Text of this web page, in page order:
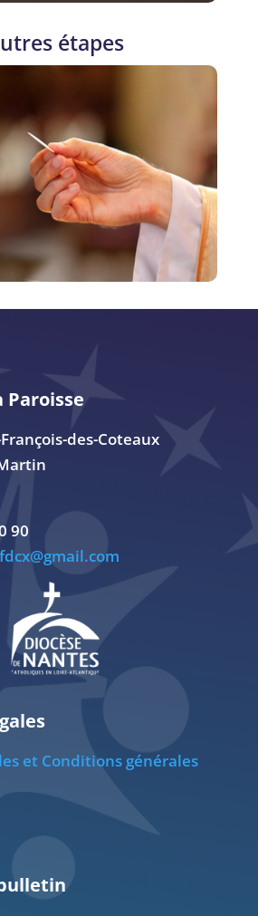
étapes
Paroisse
des-Coteaux
90
et Conditions générales